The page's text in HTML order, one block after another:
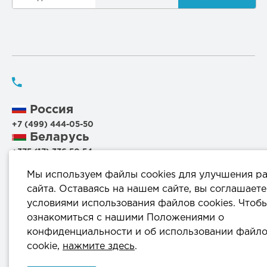
Россия
+7 (499) 444-05-50
Беларусь
+375 (17) 336 50 54
+375 (44) 711 95 56
220114, г.Минск, ул.Филимонова, 25Г, пом.1000
info@komprod.com
Мы используем файлы cookies для улучшения
сайта. Оставаясь на нашем сайте, вы
условиями использования файлов cookies.
ознакомиться с нашими Положениями о
конфиденциальности и об использовании
cookie, нажмите здесь.